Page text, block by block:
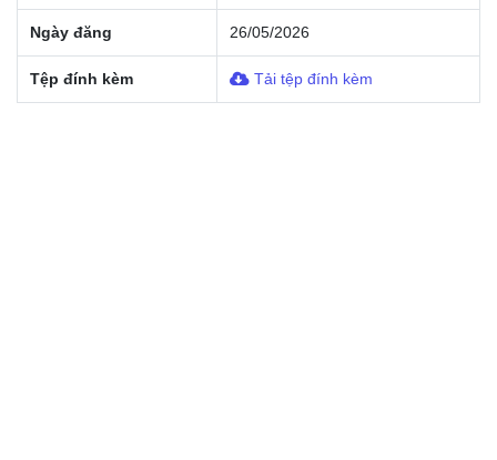
Ngày đăng 26/05/2026
Tệp đính kèm Tải tệp đính kèm